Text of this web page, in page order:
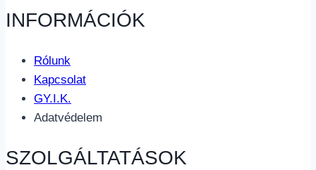
INFORMÁCIÓK
Rólunk
Kapcsolat
GY.I.K.
Adatvédelem
SZOLGÁLTATÁSOK